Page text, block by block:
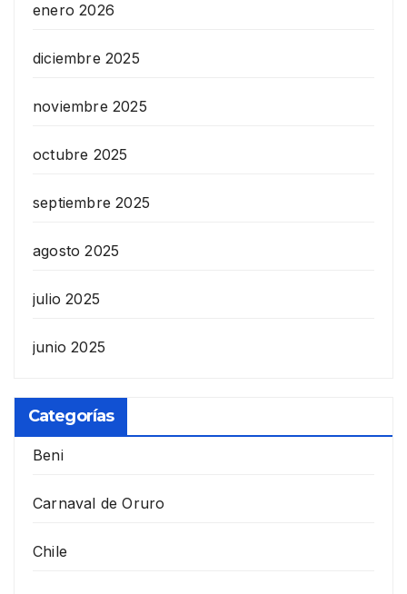
enero 2026
diciembre 2025
noviembre 2025
octubre 2025
septiembre 2025
agosto 2025
julio 2025
junio 2025
Categorías
Beni
Carnaval de Oruro
Chile